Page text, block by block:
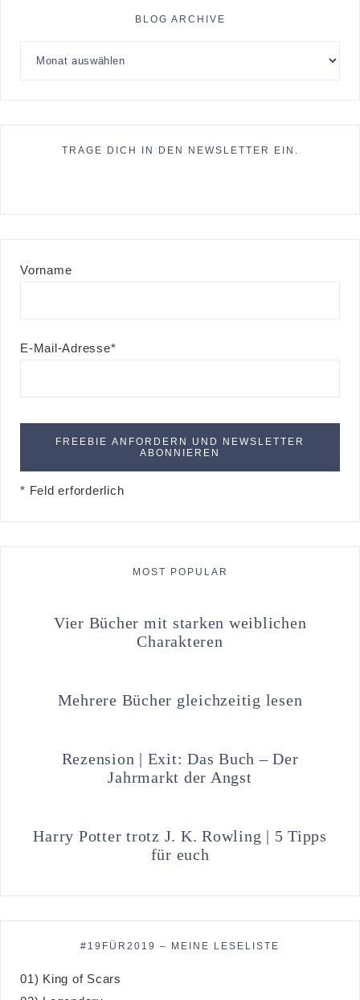
BLOG ARCHIVE
TRAGE DICH IN DEN NEWSLETTER EIN.
Vorname
E-Mail-Adresse*
* Feld erforderlich
MOST POPULAR
Vier Bücher mit starken weiblichen
Charakteren
Mehrere Bücher gleichzeitig lesen
Rezension | Exit: Das Buch – Der
Jahrmarkt der Angst
Harry Potter trotz J. K. Rowling | 5 Tipps
für euch
#19FÜR2019 – MEINE LESELISTE
01) King of Scars